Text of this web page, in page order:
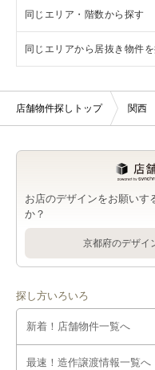
覧
ナント一覧
木津川市のサロンを出店
木津川市の医療・歯科・
加茂駅の重飲食を出店可
加茂駅の軽飲食を出店可
加茂駅の医療・歯科・ク
加茂駅の物販・小売を出
一覧
加茂駅のジム・教室・ス
同じエリア・階数から探す
木津川市の2階の店舗物件
同じエリアから居抜き物件
店舗物件探しトップ 関西
お店のデザインをお願いす
か？
京都府のデザイ
探し方いろいろ
新着！店舗物件一覧へ
最速！造作譲渡情報一覧へ